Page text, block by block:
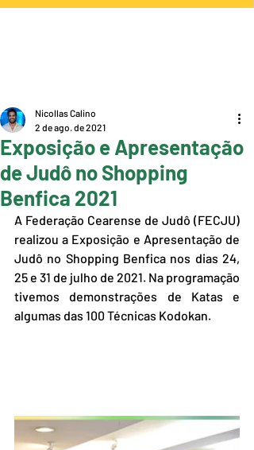
Exposição e Apresentação
de Judô no Shopping
Benfica 2021
Nicollas Calino
2 de ago. de 2021
A Federação Cearense de Judô (FECJU)
realizou a Exposição e Apresentação de
Judô no Shopping Benfica nos dias 24,
25 e 31 de julho de 2021. Na programação
tivemos demonstrações de Katas e
algumas das 100 Técnicas Kodokan.